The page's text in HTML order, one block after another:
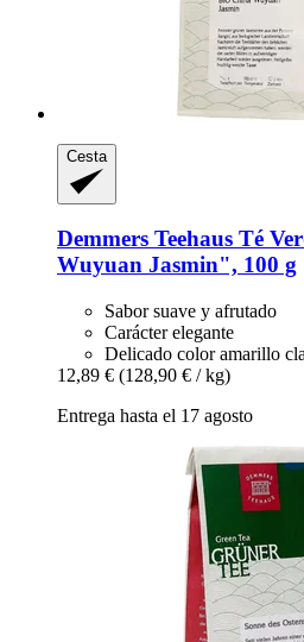
Cesta
Demmers Teehaus Té
Wuyuan Jasmin", 100 g
Sabor suave y afrutado
Carácter elegante
Delicado color amarillo
12,89 € (128,90 € / kg)
Entrega hasta el 17 agosto